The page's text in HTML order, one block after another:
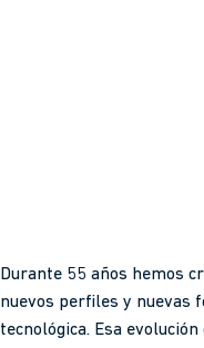
Durante 55 años hemos
nuevos perfiles y nuevas
tecnológica. Esa